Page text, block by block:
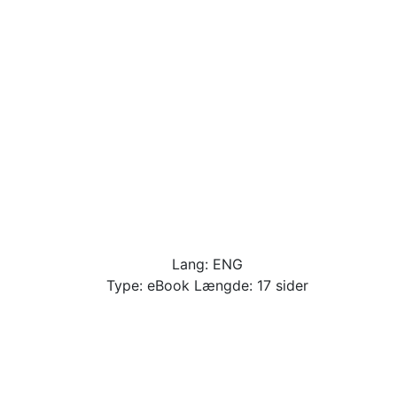
Lang: ENG
Type: eBook Længde: 17 sider